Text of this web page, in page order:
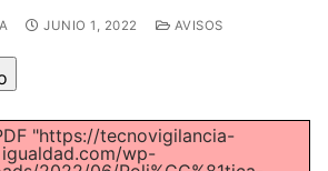
JUNIO 1, 2022 AVISOS
"https://tecnovigilancia-
igualdad.com/wp-